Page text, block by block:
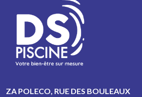
ZA POLECO, RUE DES BOULEAUX